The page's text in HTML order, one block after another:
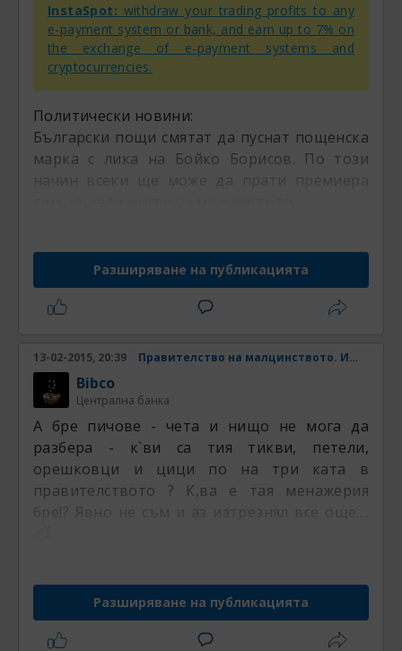
InstaSpot: withdraw your trading profits to any
e-payment system or bank, and earn up to 7% on
the exchange of e-payment systems and
cryptocurrencies.
Политически новини:
Български пощи смятат да пуснат пощенска
марка с лика на Бойко Борисов. По този
Разширяване на публикацията
13-02-2015, 20:39 Правителство на малцинството. Има ли шанс? Част 31
Bibco
Централна банка
А бре пичове - чета и нищо не мога да
разбера - к`ви са тия тикви, петели,
орешковци и цици по на три ката в
правителството ? К,ва е тая менажерия
бре!? Явно не съм и аз изтрезнял все още....
Разширяване на публикацията